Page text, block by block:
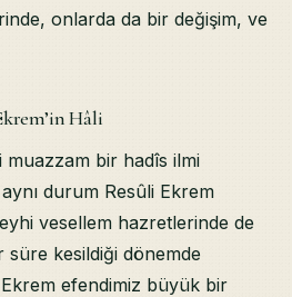
onlarda da bir değişim, ve
Hâli
bir hadîs ilmi
durum Resûli Ekrem
vesellem hazretlerinde de
süre kesildiği dönemde
efendimiz büyük bir